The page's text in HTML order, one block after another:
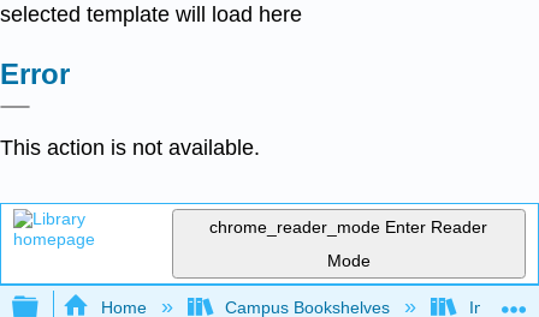
selected template will load here
Error
This action is not available.
chrome_reader_mode Enter Reader
Mode
Expand/collapse global hierarchy
Home Campus Bookshelves Imperial